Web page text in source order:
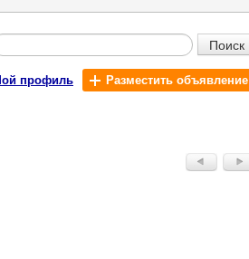
Поиск
профиль Разместить объявление